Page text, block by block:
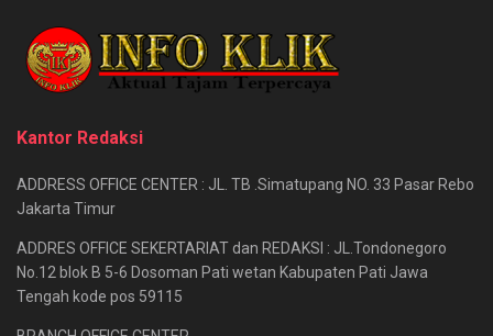
Kantor Redaksi
ADDRESS OFFICE CENTER : JL. TB .Simatupang NO. 33 Pasar Rebo
Jakarta Timur
ADDRES OFFICE SEKERTARIAT dan REDAKSI : JL.Tondonegoro
No.12 blok B 5-6 Dosoman Pati wetan Kabupaten Pati Jawa
Tengah kode pos 59115